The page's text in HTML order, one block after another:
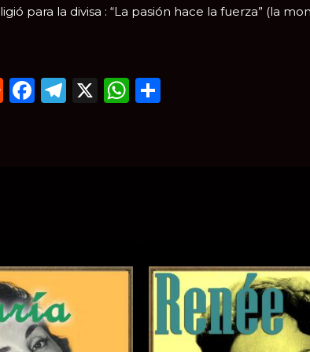
para la divisa : “La pasión hace la fuerza” (la
Reddit
Facebook
Telegram
X WhatsApp